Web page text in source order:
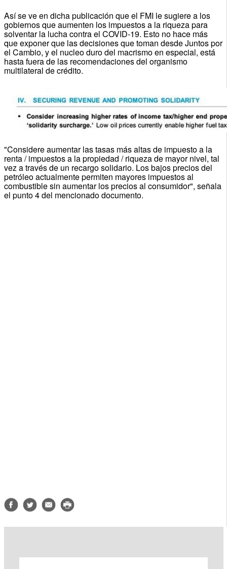
Así se ve en dicha publicación que el FMI le sugiere a los
gobiernos que aumenten los impuestos a la riqueza para
solventar la lucha contra el COVID-19. Esto no hace más
que exponer que las decisiones que toman desde Juntos por
el Cambio, y el nucleo duro del macrismo en especial, está
hasta fuera de las recomendaciones del organismo
multilateral de crédito.
"Considere aumentar las tasas más altas de impuesto a la
renta / impuestos a la propiedad / riqueza de mayor nivel, tal
vez a través de un recargo solidario. Los bajos precios del
petróleo actualmente permiten mayores impuestos al
combustible sin aumentar los precios al consumidor", señala
el punto 4 del mencionado documento.